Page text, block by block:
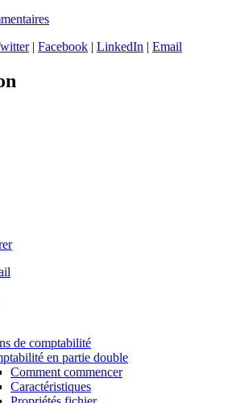
| Facebook | LinkedIn | Email
de comptabilité
en partie double
Comment commencer
Caractéristiques